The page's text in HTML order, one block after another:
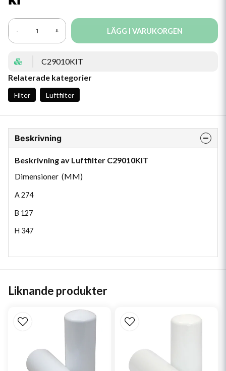
- + LÄGG I VARUKORGEN
C29010KIT
Relaterade kategorier
Filter Luftfilter
Beskrivning
Beskrivning av Luftfilter C29010KIT
Dimensioner (MM)
A274
B 127
H 347
Liknande produkter